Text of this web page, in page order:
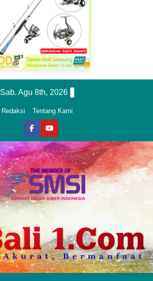
Sab. Agu 8th, 2026
Redaksi Tentang Kami